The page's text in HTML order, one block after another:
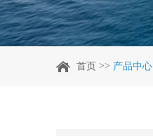
首页 >> 产品中心